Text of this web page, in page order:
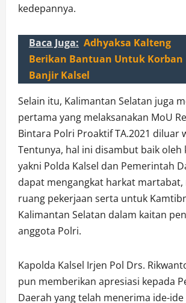
kedepannya.
Baca Juga: Adhyaksa Kalteng
Berikan Bantuan Untuk Korban
Banjir Kalsel
Selain itu, Kalimantan Selatan juga
pertama yang melaksanakan MoU
Bintara Polri Proaktif TA.2021 diluar
Tentunya, hal ini disambut baik oleh
yakni Polda Kalsel dan Pemerintah
dapat mengangkat harkat martabat,
ruang pekerjaan serta untuk
Kalimantan Selatan dalam kaitan
anggota Polri.
Kapolda Kalsel Irjen Pol Drs.
pun memberikan apresiasi kepada
Daerah yang telah menerima ide-